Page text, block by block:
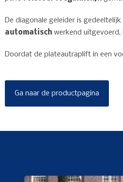
De diagonale geleider is
automatisch werkend uitgevoerd,
Doordat de plateautraplift in een
Ga naar de productpagina